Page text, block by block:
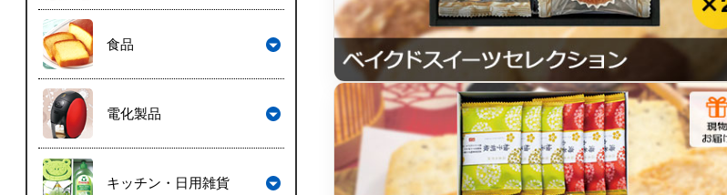
食品
電化製品
キッチン・日用雑貨